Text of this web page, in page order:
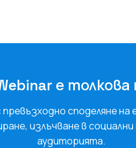
е толкова
споделяне
излъчване в
аудиторията.